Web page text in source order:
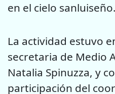
en el cielo sanluiseño.
La actividad estuvo
secretaria de Medio
Natalia Spinuzza, y
participación del